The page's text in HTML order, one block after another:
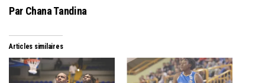
Par Chana Tandina
Articles similaires